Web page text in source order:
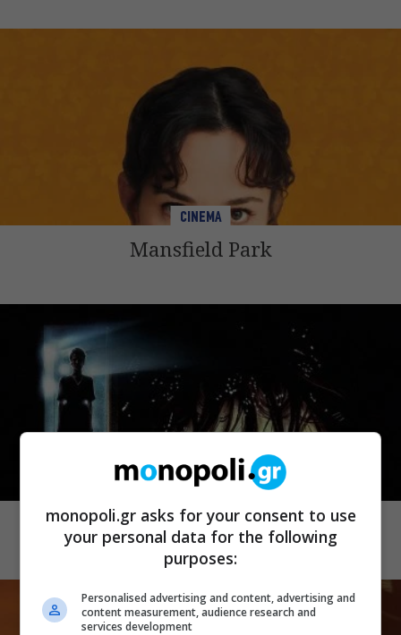
CINEMA
Mansfield Park
Demons 2
monopoli.gr asks for your consent to use
your personal data for the following
purposes:
Personalised advertising and content, advertising and
content measurement, audience research and
services development